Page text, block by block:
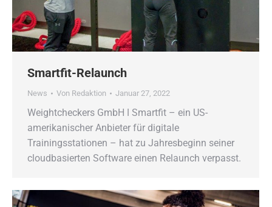
Smartfit-Relaunch
News Von Redaktion Januar 27, 2022
Weightcheckers GmbH ǀ Smartfit – ein US-
amerikanischer Anbieter für digitale
Trainingsstationen – hat zu Jahresbeginn seiner
cloudbasierten Software einen Relaunch verpasst.